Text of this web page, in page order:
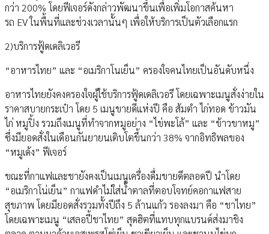
กว่า 200% โดยฟีเจอร์ดังกล่าวพัฒนาขึ้นเพื่อเพิ่มโอกาสค้นหา
รถ EV ในพื้นที่และช่วงเวลานั้นๆ เพื่อให้บริการเป็นตัวเลือกแรก
2)บริการฟู้ดเดลิเวอรี
“อาหารไทย” และ “อเมริกาโนเย็น” ครองใจคนไทยเป็นอันดับหนึ่ง
อาหารไทยยังคงครองใจผู้ใช้บริการฟู้ดเดลิเวอรี โดยเฉพาะเมนูสั่งง่ายใน
ราคาสบายกระเป๋า โดย 5 เมนูขายดีแห่งปี คือ ส้มตำ ไก่ทอด ข้าวมัน
ไก่ หมูปิ้ง รวมถึงเมนูที่ทำจากหมูอย่าง “ไข่พะโล้” และ “ข้าวขาหมู”
ซึ่งมียอดสั่งในเดือนกันยายนเติบโตขึ้นกว่า 38% จากอิทธิพลของ
“หมูเด้ง” ฟีเจอร์
ขณะที่กาแฟและชายังคงเป็นเมนูเครื่องดื่มขายดีตลอดปี นำโดย
“อเมริกาโน่เย็น” กาแฟดำไม่ใส่น้ำตาลที่ตอบโจทย์คอกาแฟสาย
สุขภาพ โดยมียอดสั่งรวมทั้งปีถึง 5 ล้านแก้ว รองลงมา คือ “ชาไทย”
โดยเฉพาะเมนู “เสลอปี้ชาไทย” สุดฮิตที่แทบทุกแบรนด์ส่งมาชิง